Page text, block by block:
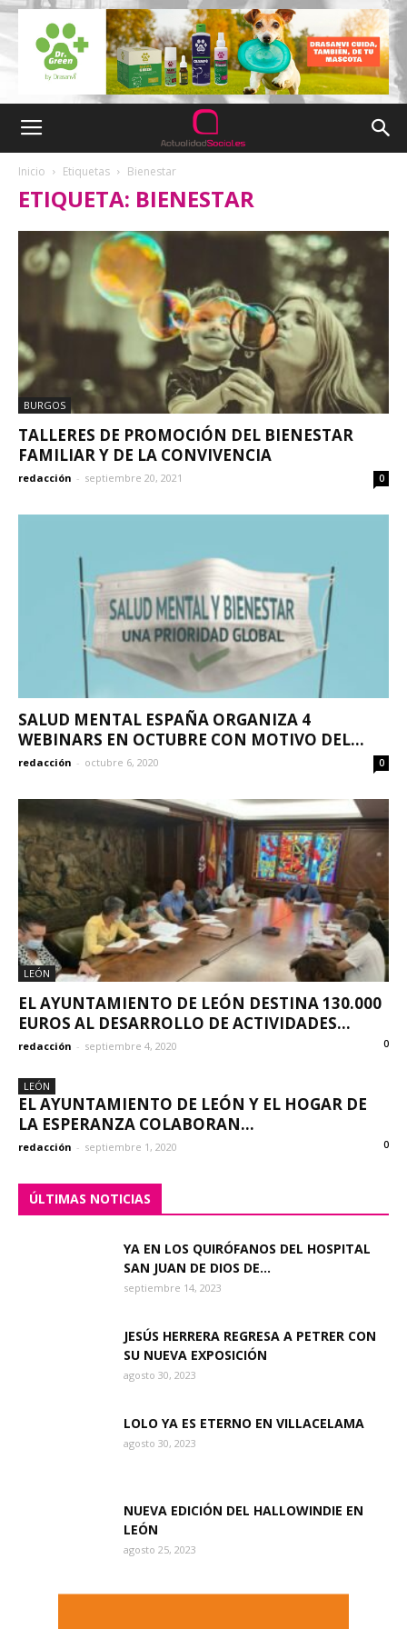
Inicio Etiquetas Bienestar
ETIQUETA: BIENESTAR
BURGOS
TALLERES DE PROMOCIÓN DEL BIENESTAR
FAMILIAR Y DE LA CONVIVENCIA
redacción - septiembre 20, 2021 0
SALUD MENTAL ESPAÑA ORGANIZA 4
WEBINARS EN OCTUBRE CON MOTIVO DEL...
redacción - octubre 6, 2020 0
LEÓN
EL AYUNTAMIENTO DE LEÓN DESTINA 130.000
EUROS AL DESARROLLO DE ACTIVIDADES...
redacción - septiembre 4, 2020 0
LEÓN
EL AYUNTAMIENTO DE LEÓN Y EL HOGAR DE
LA ESPERANZA COLABORAN...
redacción - septiembre 1, 2020 0
ÚLTIMAS NOTICIAS
YA EN LOS QUIRÓFANOS DEL HOSPITAL
SAN JUAN DE DIOS DE...
septiembre 14, 2023
JESÚS HERRERA REGRESA A PETRER CON
SU NUEVA EXPOSICIÓN
agosto 30, 2023
LOLO YA ES ETERNO EN VILLACELAMA
agosto 30, 2023
NUEVA EDICIÓN DEL HALLOWINDIE EN
LEÓN
agosto 25, 2023